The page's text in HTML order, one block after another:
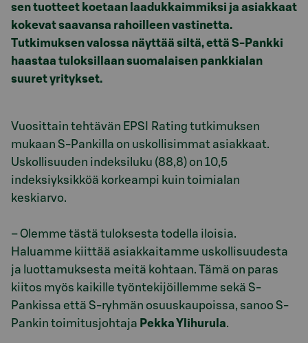
sen tuotteet koetaan laadukkaimmiksi ja asiakkaat
kokevat saavansa rahoilleen vastinetta.
Tutkimuksen valossa näyttää siltä, että S-Pankki
haastaa tuloksillaan suomalaisen pankkialan
suuret yritykset.
Vuosittain tehtävän EPSI Rating tutkimuksen
mukaan S-Pankilla on uskollisimmat asiakkaat.
Uskollisuuden indeksiluku (88,8) on 10,5
indeksiyksikköä korkeampi kuin toimialan
keskiarvo.
– Olemme tästä tuloksesta todella iloisia.
Haluamme kiittää asiakkaitamme uskollisuudesta
ja luottamuksesta meitä kohtaan. Tämä on paras
kiitos myös kaikille työntekijöillemme sekä S-
Pankissa että S-ryhmän osuuskaupoissa, sanoo S-
Pankin toimitusjohtaja Pekka Ylihurula.